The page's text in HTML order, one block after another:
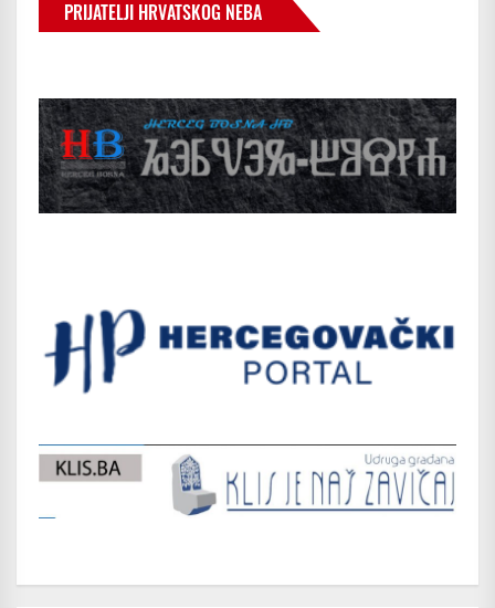
PRIJATELJI HRVATSKOG NEBA